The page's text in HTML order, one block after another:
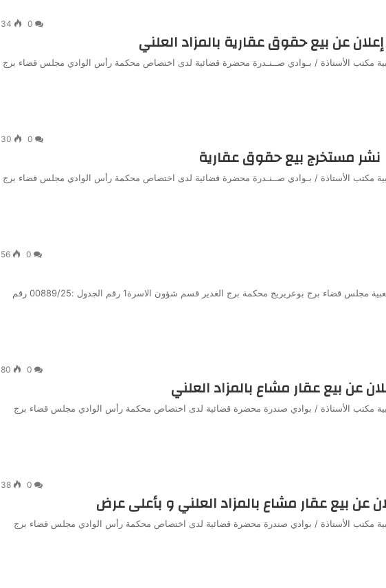
0
34
عن بيع حقوق عقارية بالمزاد العلني
مكتب الأستاذة / بـوادي صــنـدرة محضرة قضائية لدى اختصاص محكمة رأس الوادي مجلس قضاء برج
0
30
نشر مستخرج بيع حقوق عقارية
مكتب الأستاذة / بـوادي صــنـدرة محضرة قضائية لدى اختصاص محكمة رأس الوادي مجلس قضاء برج
0
56
الجمهورية الجزائرية الديمقراطية الشعبية مجلس قضاء برج بوعريريج محكمة برج الغدير قسم شؤون الاسرة1 رقم الجدول :00889/25 رقم
0
80
عن بيع عقار مشاع بالمزاد العلني
مكتب الأستاذة / بوادي صندرة محضرة قضائية لدى اختصاص محكمة رأس الوادي مجلس قضاء برج
0
38
عن بيع عقار مشاع بالمزاد العلني و بأعلى عرض
مكتب الأستاذة / بوادي صندرة محضرة قضائية لدى اختصاص محكمة رأس الوادي مجلس قضاء برج